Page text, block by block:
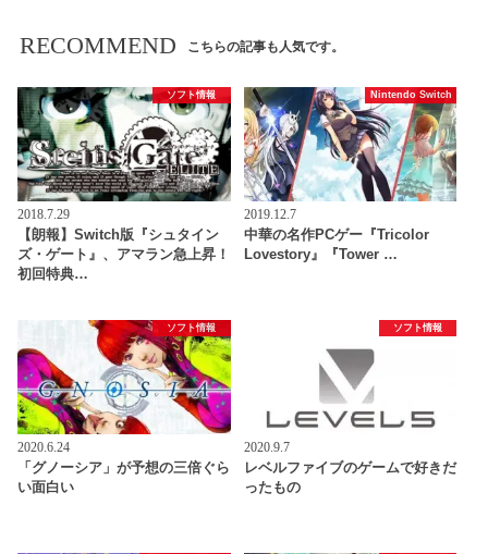
RECOMMEND こちらの記事も人気です。
ソフト情報
2018.7.29
【朗報】Switch版『シュタイン
ズ・ゲート』、アマラン急上昇！
初回特典…
Nintendo Switch
2019.12.7
中華の名作PCゲー『Tricolor
Lovestory』『Tower …
ソフト情報
2020.6.24
「グノーシア」が予想の三倍ぐら
い面白い
ソフト情報
2020.9.7
レベルファイブのゲームで好きだ
ったもの